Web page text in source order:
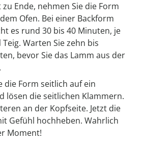
zu Ende, nehmen Sie die Form
Ofen. Bei einer Backform
es rund 30 bis 40 Minuten, je
Warten Sie zehn bis
bevor Sie das Lamm aus der
die Form seitlich auf ein
lösen die seitlichen Klammern.
an der Kopfseite. Jetzt die
Gefühl hochheben. Wahrlich
Moment!